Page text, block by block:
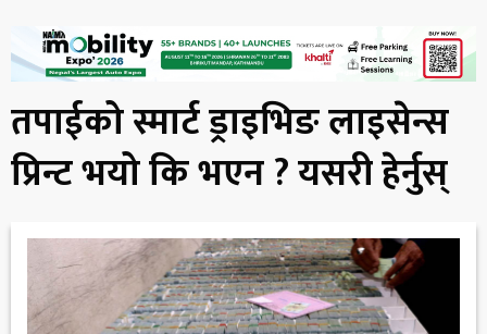
तपाईको स्मार्ट ड्राइभिङ लाइसेन्स
प्रिन्ट भयो कि भएन ? यसरी हेर्नुस्